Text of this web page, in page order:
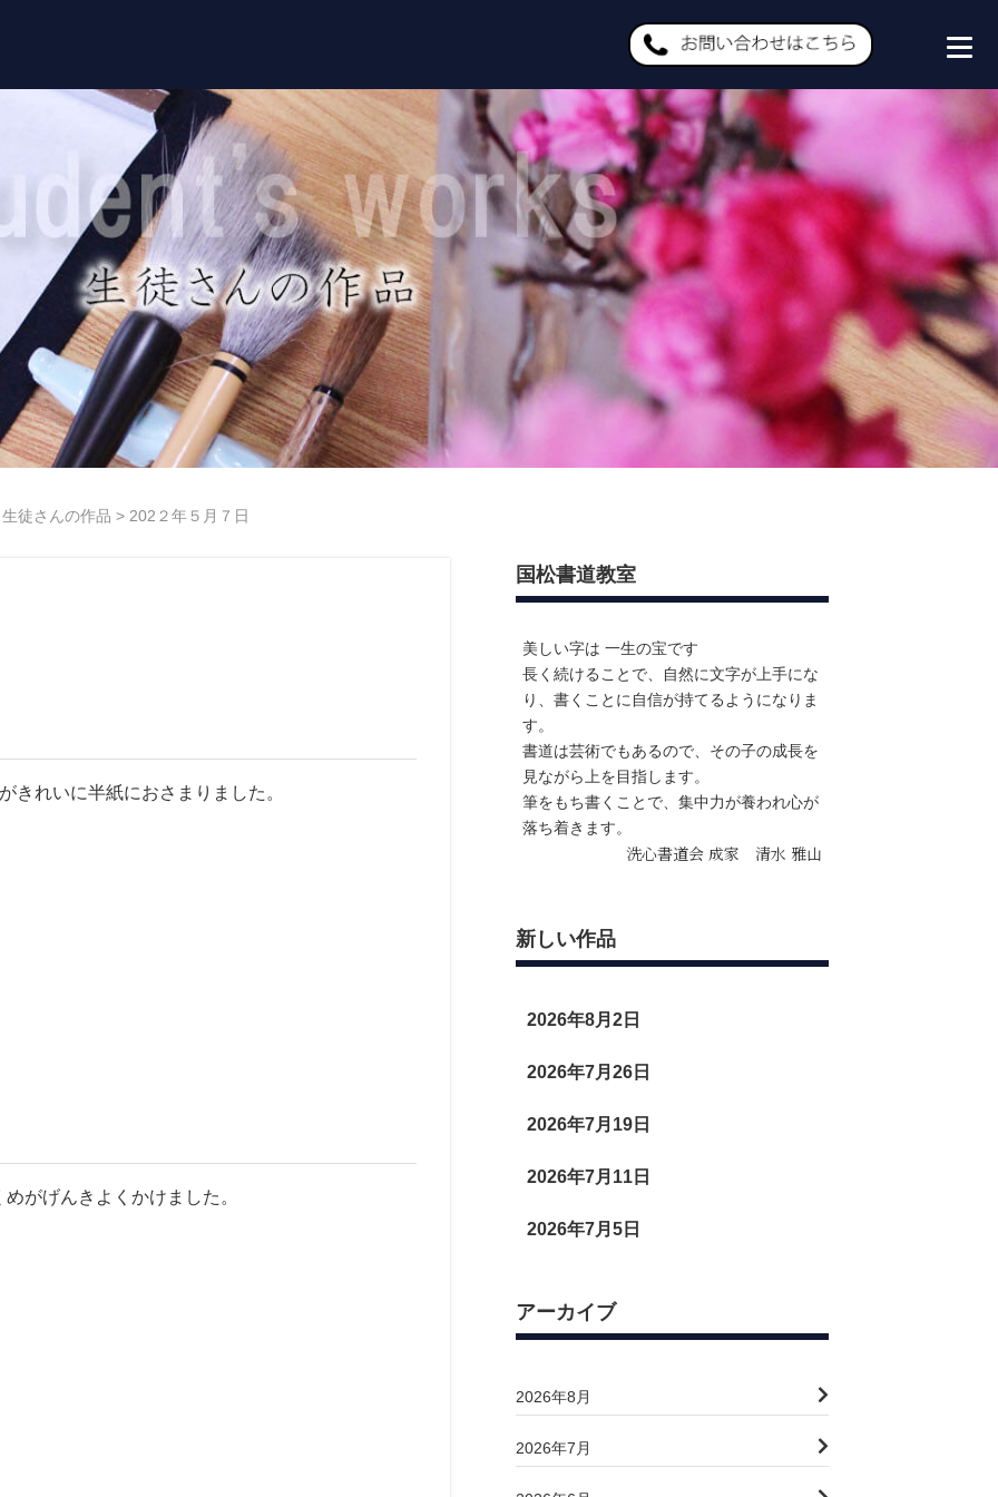
生徒さんの作品 > 202２年５月７日
きれいに半紙におさまりました。
めがげんきよくかけました。
国松書道教室
美しい字は 一生の宝です
長く続けることで、自然に文字が上手にな
り、書くことに自信が持てるようになりま
す。
書道は芸術でもあるので、その子の成長を
見ながら上を目指します。
筆をもち書くことで、集中力が養われ心が
落ち着きます。
洗心書道会 成家 清水 雅山
新しい作品
2026年8月2日
2026年7月26日
2026年7月19日
2026年7月11日
2026年7月5日
アーカイブ
2026年8月
2026年7月